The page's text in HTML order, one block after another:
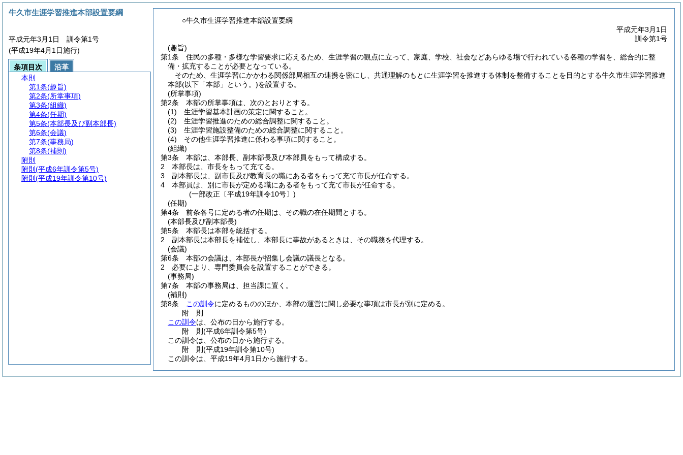
○牛久市生涯学習推進本部設置要綱
平成元年3月1日
訓令第1号
(趣旨)
第1条
住民の多種・多様な学習要求に応えるため、生涯学習の観点に立って、家庭、学校、社会などあらゆる場で行われている各種の学習を、総合的に整
備・拡充することが必要となっている。
そのため、生涯学習にかかわる関係部局相互の連携を密にし、共通理解のもとに生涯学習を推進する体制を整備することを目的とする牛久市生涯学習推進
本部(以下「本部」という。)を設置する。
(所掌事項)
第2条
本部の所掌事項は、次のとおりとする。
(1)
生涯学習基本計画の策定に関すること。
(2)
生涯学習推進のための総合調整に関すること。
(3)
生涯学習施設整備のための総合調整に関すること。
(4)
その他生涯学習推進に係わる事項に関すること。
(組織)
第3条
本部は、本部長、副本部長及び本部員をもって構成する。
2
本部長は、市長をもって充てる。
3
副本部長は、副市長及び教育長の職にある者をもって充て市長が任命する。
4
本部員は、別に市長が定める職にある者をもって充て市長が任命する。
(一部改正〔平成19年訓令10号〕)
(任期)
第4条
前条各号に定める者の任期は、その職の在任期間とする。
(本部長及び副本部長)
第5条
本部長は本部を統括する。
2
副本部長は本部長を補佐し、本部長に事故があるときは、その職務を代理する。
(会議)
第6条
本部の会議は、本部長が招集し会議の議長となる。
2
必要により、専門委員会を設置することができる。
(事務局)
第7条
本部の事務局は、担当課に置く。
(補則)
第8条
この訓令に定めるもののほか、本部の運営に関し必要な事項は市長が別に定める。
附 則
この訓令は、公布の日から施行する。
附 則(平成6年訓令第5号)
この訓令は、公布の日から施行する。
附 則(平成19年訓令第10号)
この訓令は、平成19年4月1日から施行する。
牛久市生涯学習推進本部設置要綱
平成元年3月1日 訓令第1号
(平成19年4月1日施行)
条項目次
沿革
本則
第1条(趣旨)
第2条(所掌事項)
第3条(組織)
第4条(任期)
第5条(本部長及び副本部長)
第6条(会議)
第7条(事務局)
第8条(補則)
附則
附則 (平成6年訓令第5号)
附則 (平成19年訓令第10号)